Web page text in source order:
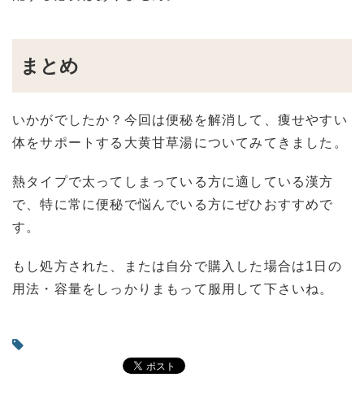
まとめ
いかがでしたか？今回は便秘を解消して、痩せやすい
体をサポートする大黄甘草湯についてみてきました。
熱タイプで太ってしまっている方に適している漢方
で、特に常に便秘で悩んでいる方にぜひおすすめで
す。
もし処方された、または自分で購入した場合は1日の
用法・容量をしっかりまもって服用して下さいね。